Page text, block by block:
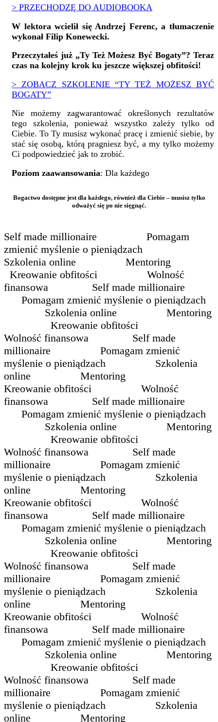
> PRZECHODZĘ DO AUDIOBOOKA
W lektora wcielił się Andrzej Ferenc, a tłumaczenie
wykonał Filip Konewecki.
Przeczytałeś już „Ty Też Możesz Być Bogaty”? Teraz
czas na kolejny krok ku jeszcze większej obfitości!
> ZOBACZ SZKOLENIE “TY TEŻ MOŻESZ BYĆ
BOGATY”
Nie możemy zagwarantować określonych rezultatów
tego szkolenia, ponieważ wszystko zależy tylko od
Ciebie. To Ty musisz wykonać pracę i zmienić siebie, by
stać się osobą, którą pragniesz być, a my tylko możemy
Ci podpowiedzieć jak to zrobić.
Poziom zaawansowania: Dla każdego
Bogactwo dostępne jest dla każdego, również dla Ciebie – musisz tylko
odważyć się po nie sięgnąć.
Self made millionaire Pomagam zmienić myślenie o pieniądzach Szkolenia online Mentoring Kreowanie obfitości Wolność finansowa Self made millionaire Pomagam zmienić myślenie o pieniądzach Szkolenia online Mentoring Kreowanie obfitości Wolność finansowa Self made millionaire Pomagam zmienić myślenie o pieniądzach Szkolenia online Mentoring Kreowanie obfitości Wolność finansowa Self made millionaire Pomagam zmienić myślenie o pieniądzach Szkolenia online Mentoring Kreowanie obfitości Wolność finansowa Self made millionaire Pomagam zmienić myślenie o pieniądzach Szkolenia online Mentoring Kreowanie obfitości Wolność finansowa Self made millionaire Pomagam zmienić myślenie o pieniądzach Szkolenia online Mentoring Kreowanie obfitości Wolność finansowa Self made millionaire Pomagam zmienić myślenie o pieniądzach Szkolenia online Mentoring Kreowanie obfitości Wolność finansowa Self made millionaire Pomagam zmienić myślenie o pieniądzach Szkolenia online Mentoring Kreowanie obfitości Wolność finansowa Self made millionaire Pomagam zmienić myślenie o pieniądzach Szkolenia online Mentoring Kreowanie obfitości Wolność finansowa Self made millionaire Pomagam zmienić myślenie o pieniądzach Szkolenia online Mentoring Kreowanie obfitości Wolność finansowa Self made millionaire Pomagam zmienić myślenie o pieniądzach Szkolenia online Mentoring Kreowanie obfitości Wolność finansowa Self made millionaire Pomagam zmienić myślenie o pieniądzach Szkolenia online Mentoring Kreowanie obfitości Wolność finansowa Self made millionaire Pomagam zmienić myślenie o pieniądzach Szkolenia online Mentoring Kreowanie obfitości Wolność finansowa Self made millionaire Pomagam zmienić myślenie o pieniądzach Szkolenia online Mentoring Kreowanie obfitości Wolność finansowa Self made millionaire Pomagam zmienić myślenie o pieniądzach Szkolenia online Mentoring Kreowanie obfitości Wolność finansowa Self made millionaire Pomagam zmienić myślenie o pieniądzach Szkolenia online Mentoring Kreowanie obfitości Wolność finansowa Self made millionaire Pomagam zmienić myślenie o pieniądzach Szkolenia online Mentoring Kreowanie obfitości Wolność finansowa Self made millionaire Pomagam zmienić myślenie o pieniądzach Szkolenia online Mentoring Kreowanie obfitości Wolność finansowa Self made millionaire Pomagam zmienić myślenie o pieniądzach Szkolenia online Mentoring Kreowanie obfitości Wolność finansowa Self made millionaire Pomagam zmienić myślenie o pieniądzach Szkolenia online Mentoring Kreowanie obfitości Wolność finansowa Self made millionaire Pomagam zmienić myślenie o pieniądzach Szkolenia online Mentoring Kreowanie obfitości Wolność finansowa Self made millionaire Pomagam zmienić myślenie o pieniądzach Szkolenia online Mentoring Kreowanie obfitości Wolność finansowa Self made millionaire Pomagam zmienić myślenie o pieniądzach Szkolenia online Mentoring Kreowanie obfitości Wolność finansowa Self made millionaire Pomagam zmienić myślenie o pieniądzach Szkolenia online Mentoring Kreowanie obfitości Wolność finansowa Self made millionaire Pomagam zmienić myślenie o pieniądzach Szkolenia online Mentoring Kreowanie obfitości Wolność finansowa Self made millionaire Pomagam zmienić myślenie o pieniądzach Szkolenia online Mentoring Kreowanie obfitości Wolność finansowa Self made millionaire Pomagam zmienić myślenie o pieniądzach Szkolenia online Mentoring Kreowanie obfitości Wolność finansowa Self made millionaire Pomagam zmienić myślenie o pieniądzach Szkolenia online Mentoring Kreowanie obfitości Wolność finansowa Self made millionaire Pomagam zmienić myślenie o pieniądzach Szkolenia online Mentoring Kreowanie obfitości Wolność finansowa Self made millionaire Pomagam zmienić myślenie o pieniądzach Szkolenia online Mentoring Kreowanie obfitości Wolność finansowa Self made millionaire Pomagam zmienić myślenie o pieniądzach Szkolenia online Mentoring Kreowanie obfitości Wolność finansowa Self made millionaire Pomagam zmienić myślenie o pieniądzach Szkolenia online Mentoring Kreowanie obfitości Wolność finansowa Self made millionaire Pomagam zmienić myślenie o pieniądzach Szkolenia online Mentoring Kreowanie obfitości Wolność finansowa Self made millionaire Pomagam zmienić myślenie o pieniądzach Szkolenia online Mentoring Kreowanie obfitości Wolność finansowa Self made millionaire Pomagam zmienić myślenie o pieniądzach Szkolenia online Mentoring Kreowanie obfitości Wolność finansowa Self made millionaire Pomagam zmienić myślenie o pieniądzach Szkolenia online Mentoring Kreowanie obfitości Wolność finansowa Self made millionaire Pomagam zmienić myślenie o pieniądzach Szkolenia online Mentoring Kreowanie obfitości Wolność finansowa Self made millionaire Pomagam zmienić myślenie o pieniądzach Szkolenia online Mentoring Kreowanie obfitości Wolność finansowa Self made millionaire Pomagam zmienić myślenie o pieniądzach Szkolenia online Mentoring Kreowanie obfitości Wolność finansowa Self made millionaire Pomagam zmienić myślenie o pieniądzach Szkolenia online Mentoring Kreowanie obfitości Wolność finansowa Self made millionaire Pomagam zmienić myślenie o pieniądzach Szkolenia online Mentoring Kreowanie obfitości Wolność finansowa Self made millionaire Pomagam zmienić myślenie o pieniądzach Szkolenia online Mentoring Kreowanie obfitości Wolność finansowa Self made millionaire Pomagam zmienić myślenie o pieniądzach Szkolenia online Mentoring Kreowanie obfitości Wolność finansowa Self made millionaire Pomagam zmienić myślenie o pieniądzach Szkolenia online Mentoring Kreowanie obfitości Wolność finansowa Self made millionaire Pomagam zmienić myślenie o pieniądzach Szkolenia online Mentoring Kreowanie obfitości